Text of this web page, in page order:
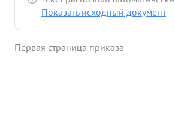
Показать исходный документ
Первая страница приказа